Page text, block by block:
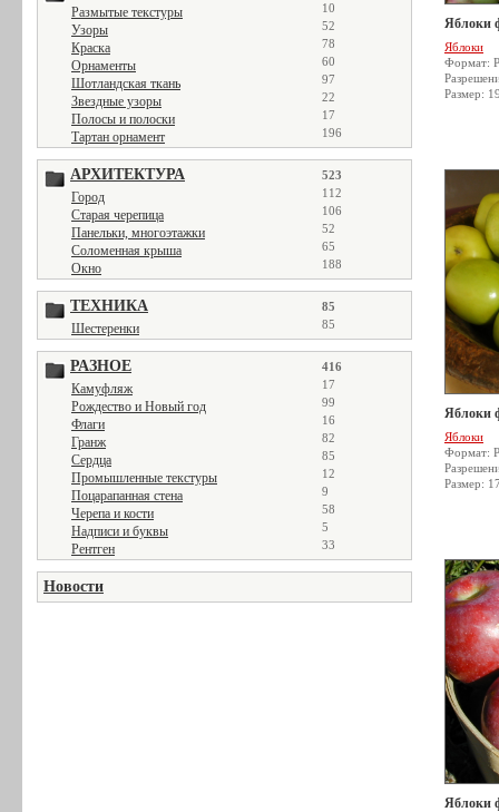
Размытые текстуры 10
Узоры 52
Краска 78
Орнаменты 60
Шотландская ткань 97
Звездные узоры 22
Полосы и полоски 17
Тартан орнамент 196
АРХИТЕКТУРА 523
Город 112
Старая черепица 106
Панельки, многоэтажки 52
Соломенная крыша 65
Окно 188
ТЕХНИКА 85
Шестеренки 85
РАЗНОЕ 416
Камуфляж 17
Рождество и Новый год 99
Флаги 16
Гранж 82
Сердца 85
Промышленные текстуры 12
Поцарапанная стена 9
Черепа и кости 58
Надписи и буквы 5
Рентген 33
Новости
Яблоки
Яблоки
Формат:
Размер:
Яблоки
Яблоки
Формат:
Размер:
Яблоки